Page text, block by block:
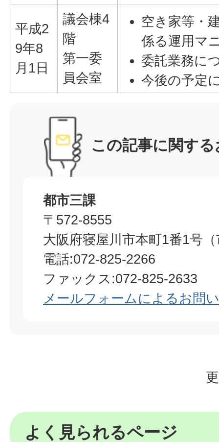
平成2
9年8
月1日
議会棟4
階
第一委
員会室
空き家等・
係る運用マ
委託業務に
今後の予定
この記事に関す
都市三課
〒572-8555
大阪府寝屋川市本町1番1号
電話:072-825-2266
ファックス:072-825-2633​​​​​​​
メールフォームによるお問
よく見られるページ